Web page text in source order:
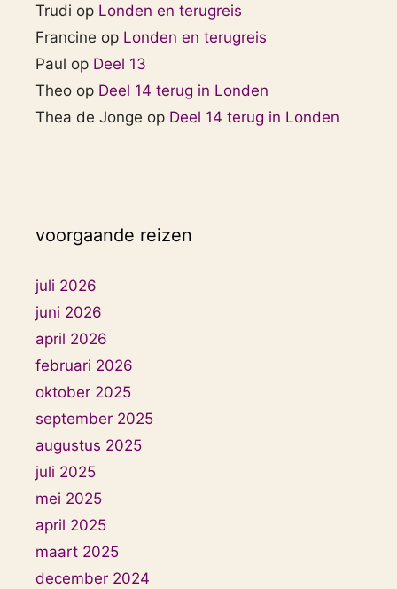
Trudi op Londen en terugreis
Francine op Londen en terugreis
Paul op Deel 13
Theo op Deel 14 terug in Londen
Thea de Jonge op Deel 14 terug in Londen
voorgaande reizen
juli 2026
juni 2026
april 2026
februari 2026
oktober 2025
september 2025
augustus 2025
juli 2025
mei 2025
april 2025
maart 2025
december 2024